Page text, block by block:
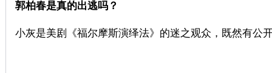
郭柏春是真的出逃吗？
小灰是美剧《福尔摩斯演绎法》的迷之观众，既然有公